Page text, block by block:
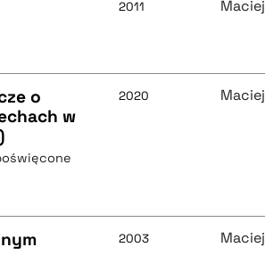
2011
o
w
2020
2003